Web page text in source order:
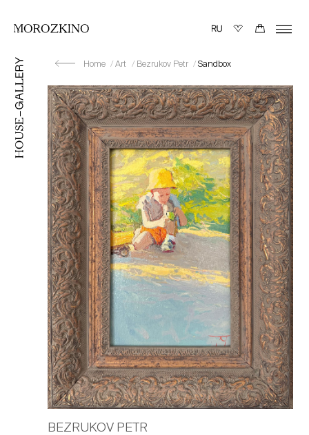
Home Art Bezrukov Petr Sandbox
BEZRUKOV PETR